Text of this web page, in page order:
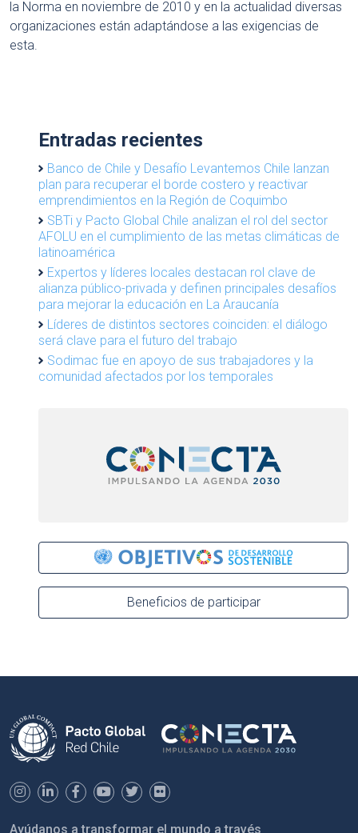
la Norma en noviembre de 2010 y en la actualidad diversas
organizaciones están adaptándose a las exigencias de
esta.
Entradas recientes
Banco de Chile y Desafío Levantemos Chile lanzan
plan para recuperar el borde costero y reactivar
emprendimientos en la Región de Coquimbo
SBTi y Pacto Global Chile analizan el rol del sector
AFOLU en el cumplimiento de las metas climáticas de
latinoamérica
Expertos y líderes locales destacan rol clave de
alianza público-privada y definen principales desafíos
para mejorar la educación en La Araucanía
Líderes de distintos sectores coinciden: el diálogo
será clave para el futuro del trabajo
Sodimac fue en apoyo de sus trabajadores y la
comunidad afectados por los temporales
Beneficios de participar
Ayúdanos a transformar el mundo a través